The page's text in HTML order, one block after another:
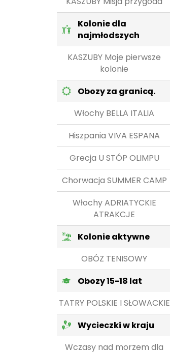
Kolonie dla
najmłodszych
KASZUBY Moje pierwsze
kolonie
Obozy za granicą.
Włochy BELLA ITALIA
Hiszpania VIVA ESPANA
Grecja U STÓP OLIMPU
Chorwacja SUMMER CAMP
Włochy ADRIATYCKIE
ATRAKCJE
Kolonie aktywne
OBÓZ TENISOWY
Obozy 15-18 lat
TATRY POLSKIE I SŁOWACKIE
Wycieczki w kraju
Wczasy nad morzem dla